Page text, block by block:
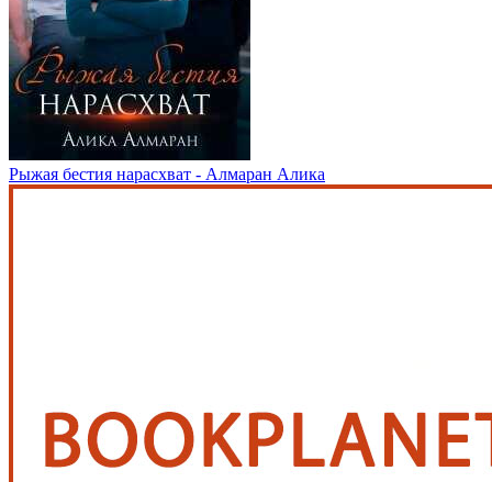
Рыжая бестия нарасхват - Алмаран Алика